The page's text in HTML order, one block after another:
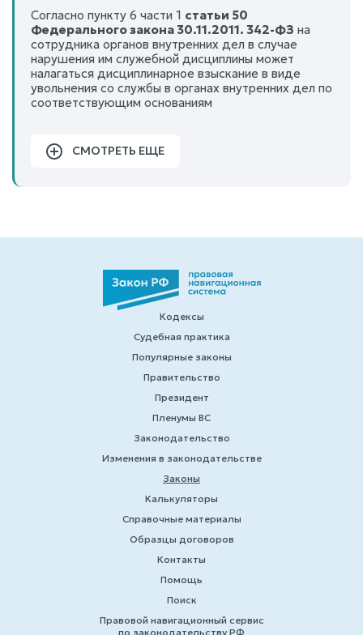
Согласно пункту 6 части 1 статьи 50
Федерального закона 30.11.2011. 342-ФЗ на
сотрудника органов внутренних дел в случае
нарушения им служебной дисциплины может
налагаться дисциплинарное взыскание в виде
увольнения со службы в органах внутренних дел по
соответствующим основаниям
СМОТРЕТЬ ЕЩЕ
Кодексы
Судебная практика
Популярные законы
Правительство
Президент
Пленумы ВС
Законодательство
Изменения в законодательстве
Законы
Калькуляторы
Справочные материалы
Образцы договоров
Контакты
Помощь
Поиск
Правовой навигационный сервис
по законодательству РФ